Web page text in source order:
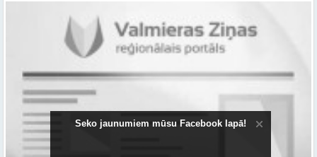
Seko jaunumiem mūsu Facebook lapā!